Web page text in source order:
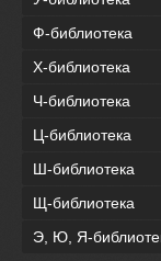
Ф-библиотека
Х-библиотека
Ч-библиотека
Ц-библиотека
Ш-библиотека
Щ-библиотека
Э, Ю, Я-